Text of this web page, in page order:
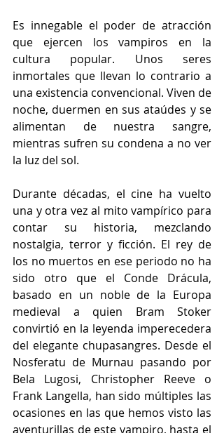
Es innegable el poder de atracción
que ejercen los vampiros en la
cultura popular. Unos seres
inmortales que llevan lo contrario a
una existencia convencional. Viven de
noche, duermen en sus ataúdes y se
alimentan de nuestra sangre,
mientras sufren su condena a no ver
la luz del sol.
Durante décadas, el cine ha vuelto
una y otra vez al mito vampírico para
contar su historia, mezclando
nostalgia, terror y ficción. El rey de
los no muertos en ese periodo no ha
sido otro que el Conde Drácula,
basado en un noble de la Europa
medieval a quien Bram Stoker
convirtió en la leyenda imperecedera
del elegante chupasangres. Desde el
Nosferatu de Murnau pasando por
Bela Lugosi, Christopher Reeve o
Frank Langella, han sido múltiples las
ocasiones en las que hemos visto las
aventurillas de este vampiro, hasta el